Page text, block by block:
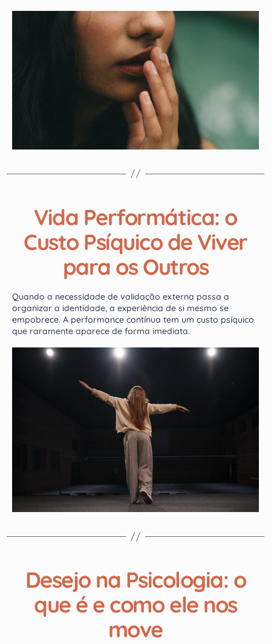
Vida Performática: o
Custo Psíquico de Viver
para os Outros
Quando a necessidade de validação externa passa a
organizar a identidade, a experiência de si mesmo se
empobrece. A performance contínua tem um custo psíquico
que raramente aparece de forma imediata.
Desejo na Psicologia: o
que é e como ele nos
move